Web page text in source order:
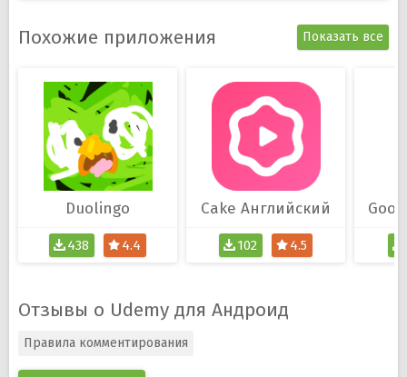
Похожие приложения Показать все
Duolingo
438 4.4
Cake Aнглийский
102 4.5
Отзывы о Udemy для Андроид
Правила комментирования